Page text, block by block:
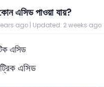
এসিড পাওয়া যায়?
ago | Updated: 2 weeks ago
এসিড
এসিড